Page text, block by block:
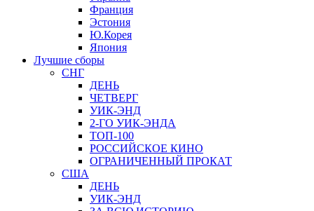
Франция
Эстония
Ю.Корея
Япония
Лучшие сборы
СНГ
ДЕНЬ
ЧЕТВЕРГ
УИК-ЭНД
2-ГО УИК-ЭНДА
ТОП-100
РОССИЙСКОЕ КИНО
ОГРАНИЧЕННЫЙ ПРОКАТ
США
ДЕНЬ
УИК-ЭНД